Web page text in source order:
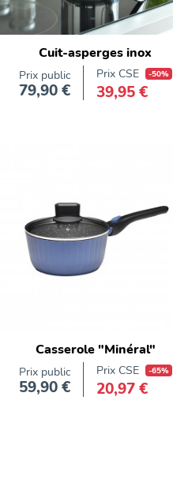
Cuit-asperges inox
Prix public
Prix
79,90 €
Prix CSE -50%
39,95 €
Casserole "Minéral"
Prix public
Prix
59,90 €
Prix CSE -65%
20,97 €